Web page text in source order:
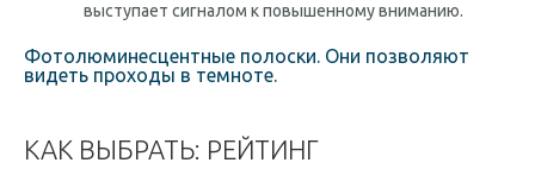
выступает сигналом к ​​повышенному вниманию.
Фотолюминесцентные полоски. Они позволяют
видеть проходы в темноте.
КАК ВЫБРАТЬ: РЕЙТИНГ